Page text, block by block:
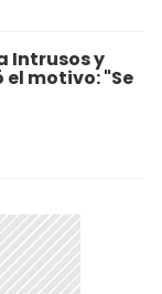
Intrusos y
motivo: "Se